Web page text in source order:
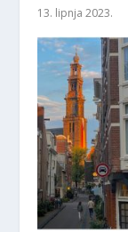
13. lipnja 2023.